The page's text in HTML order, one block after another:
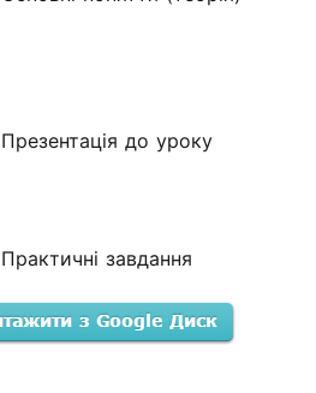
Презентація до уроку
Практичні завдання